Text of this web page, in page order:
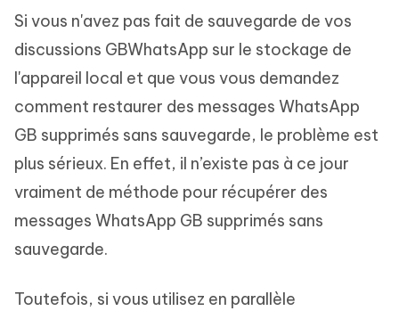
Si vous n'avez pas fait de sauvegarde de vos
discussions GBWhatsApp sur le stockage de
l'appareil local et que vous vous demandez
comment restaurer des messages WhatsApp
GB supprimés sans sauvegarde, le problème est
plus sérieux. En effet, il n’existe pas à ce jour
vraiment de méthode pour récupérer des
messages WhatsApp GB supprimés sans
sauvegarde.
Toutefois, si vous utilisez en parallèle